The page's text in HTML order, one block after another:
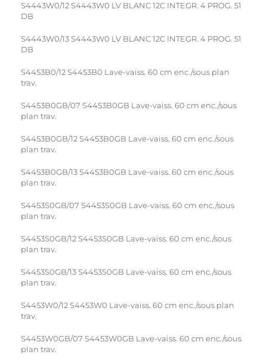
S4443W0/12 S4443W0 LV BLANC 12C INTEGR. 4 PROG. 51
DB
S4443W0/13 S4443W0 LV BLANC 12C INTEGR. 4 PROG. 51
DB
S4453B0/12 S4453B0 Lave-vaiss. 60 cm enc./sous plan
trav.
S4453B0GB/07 S4453B0GB Lave-vaiss. 60 cm enc./sous
plan trav.
S4453B0GB/12 S4453B0GB Lave-vaiss. 60 cm enc./sous
plan trav.
S4453B0GB/13 S4453B0GB Lave-vaiss. 60 cm enc./sous
plan trav.
S4453S0GB/07 S4453S0GB Lave-vaiss. 60 cm enc./sous
plan trav.
S4453S0GB/12 S4453S0GB Lave-vaiss. 60 cm enc./sous
plan trav.
S4453S0GB/13 S4453S0GB Lave-vaiss. 60 cm enc./sous
plan trav.
S4453W0/12 S4453W0 Lave-vaiss. 60 cm enc./sous plan
trav.
S4453W0GB/07 S4453W0GB Lave-vaiss. 60 cm enc./sous
plan trav.